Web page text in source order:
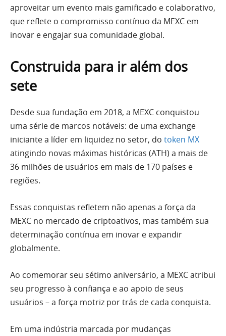
aproveitar um evento mais gamificado e colaborativo,
que reflete o compromisso contínuo da MEXC em
inovar e engajar sua comunidade global.
Construida para ir além dos
sete
Desde sua fundação em 2018, a MEXC conquistou
uma série de marcos notáveis: de uma exchange
iniciante a líder em liquidez no setor, do token MX
atingindo novas máximas históricas (ATH) a mais de
36 milhões de usuários em mais de 170 países e
regiões.
Essas conquistas refletem não apenas a força da
MEXC no mercado de criptoativos, mas também sua
determinação contínua em inovar e expandir
globalmente.
Ao comemorar seu sétimo aniversário, a MEXC atribui
seu progresso à confiança e ao apoio de seus
usuários – a força motriz por trás de cada conquista.
Em uma indústria marcada por mudanças